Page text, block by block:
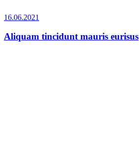
16.06.2021
Aliquam tincidunt mauris eurisus